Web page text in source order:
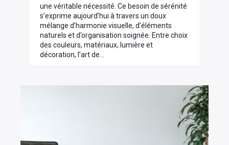
une véritable nécessité. Ce besoin de sérénité
s’exprime aujourd’hui à travers un doux
mélange d’harmonie visuelle, d’éléments
naturels et d’organisation soignée. Entre choix
des couleurs, matériaux, lumière et
décoration, l’art de…